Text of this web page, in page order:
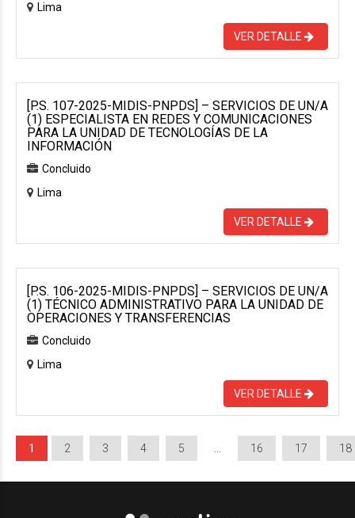
Lima
VER DETALLE
[P.S. 107-2025-MIDIS-PNPDS] – SERVICIOS DE UN/A
(1) ESPECIALISTA EN REDES Y COMUNICACIONES
PARA LA UNIDAD DE TECNOLOGÍAS DE LA
INFORMACIÓN
Concluido
Lima
VER DETALLE
[P.S. 106-2025-MIDIS-PNPDS] – SERVICIOS DE UN/A
(1) TÉCNICO ADMINISTRATIVO PARA LA UNIDAD DE
OPERACIONES Y TRANSFERENCIAS
Concluido
Lima
VER DETALLE
1 2 3 4 5 16 17 18